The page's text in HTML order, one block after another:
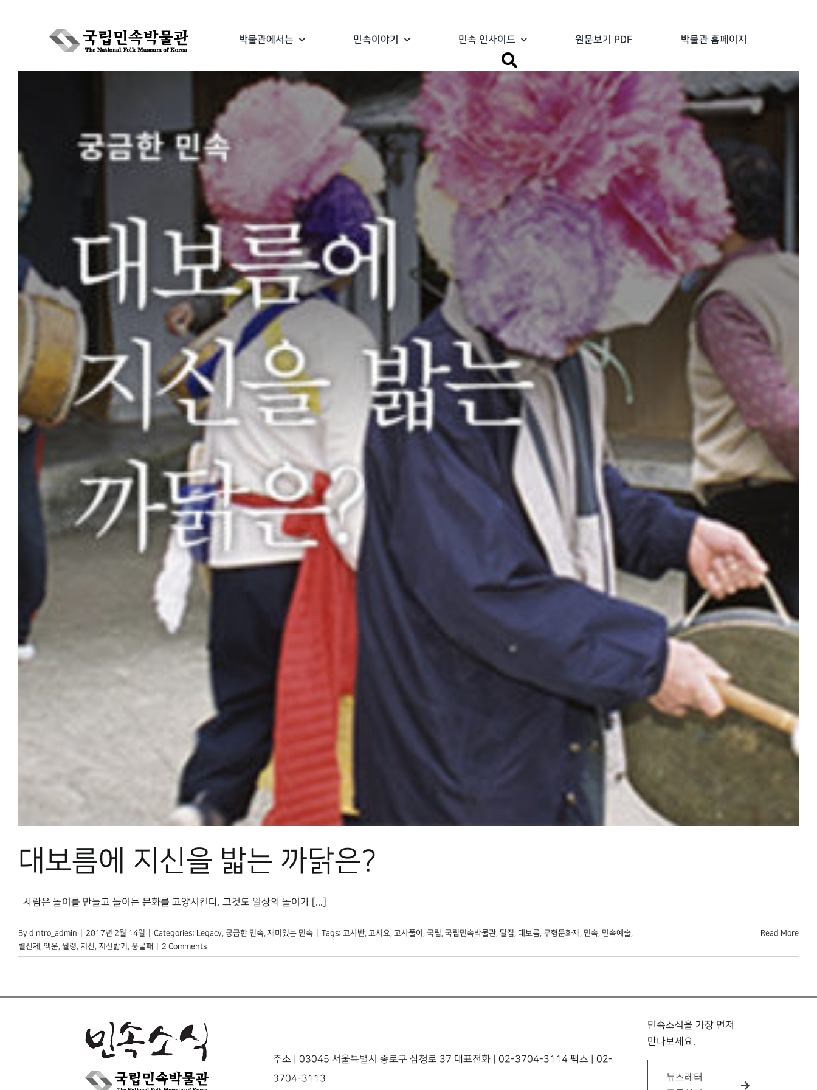
Skip
박물관에서는 민속이야기 민속 인사이드 원문보기 PDF 박물관 홈페이지
대보름에 지신을 밟는 까닭은?
사람은 놀이를 만들고 놀이는 문화를 고양시킨다. 그것도 일상의 놀이가 [...]
By dintro_admin 2017년 2월 14일 Categories: Legacy, 궁금한 민속, 재미있는 민속 Tags: 고사반, 고사요, 고사풀이 , 국립, 국립민속박물관, 달집, 대보름, 무형문화재 , 민속, 민속예술,
별신제 , 액운, 월령, 지신, 지신밟기 , 풍물패 2 Comments
Read More
주소 | 03045 서울특별시 종로구 삼청로 37 대표전화 | 02-3704-3114 팩스 | 02-
3704-3113
민속소식을 가장 먼저
만나보세요.
뉴스레터